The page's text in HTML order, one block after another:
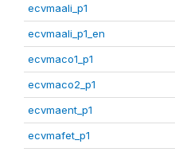
ecvmaali_p1
ecvmaali_p1_en
ecvmaco1_p1
ecvmaco2_p1
ecvmaent_p1
ecvmafet_p1